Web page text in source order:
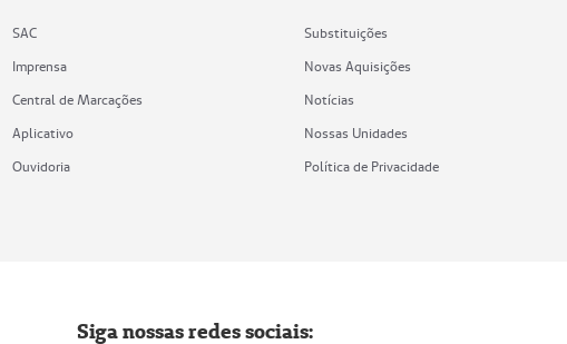
SAC
Imprensa
Central de Marcações
Aplicativo
Ouvidoria
Substituições
Novas Aquisições
Notícias
Nossas Unidades
Política de Privacidade
Siga nossas redes sociais: